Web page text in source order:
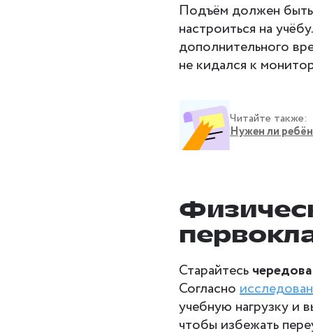
Подъём должен быть
настроиться на
дополнительного
не кидался к
Читайте также:
Нужен ли
Старайтесь
Согласно
учебную нагрузку и
чтобы избежать